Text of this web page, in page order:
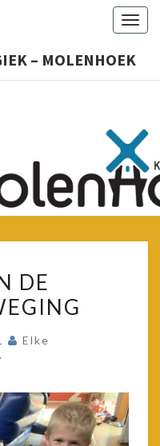
– MOLENHOEK
DE
Elke